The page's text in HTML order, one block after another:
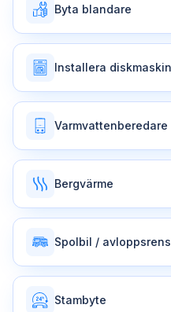
Byta blandare
Installera diskmaskin
Varmvattenberedare
Bergvärme
Spolbil /
Stambyte